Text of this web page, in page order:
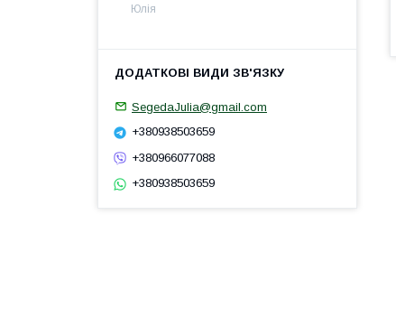
Юлія
SegedaJulia@gmail.com
+380938503659
+380966077088
+380938503659